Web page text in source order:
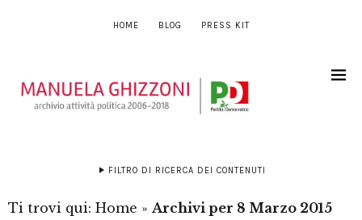
HOME BLOG PRESS KIT
FILTRO DI RICERCA DEI CONTENUTI
Ti trovi qui: Home » Archivi per 8 Marzo 2015